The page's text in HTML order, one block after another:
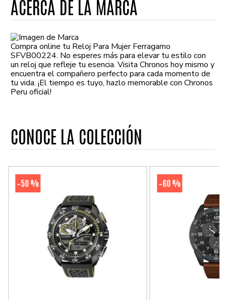
ACERCA DE LA MARCA
Compra online tu Reloj Para Mujer Ferragamo
SFVB00224. No esperes más para elevar tu estilo con
un reloj que refleje tu esencia. Visita Chronos hoy mismo y
encuentra el compañero perfecto para cada momento de
tu vida. ¡El tiempo es tuyo, hazlo memorable con Chronos
Peru oficial!
CONOCE LA COLECCIÓN
-50 % -60 %